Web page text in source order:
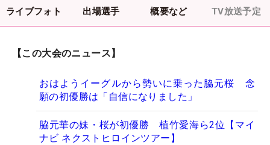
ライブフォト 出場選手 概要など TV放送予定
【この大会のニュース】
おはようイーグルから勢いに乗った脇元桜 念
願の初優勝は「自信になりました」
脇元華の妹・桜が初優勝 植竹愛海ら2位【マイ
ナビ ネクストヒロインツアー】